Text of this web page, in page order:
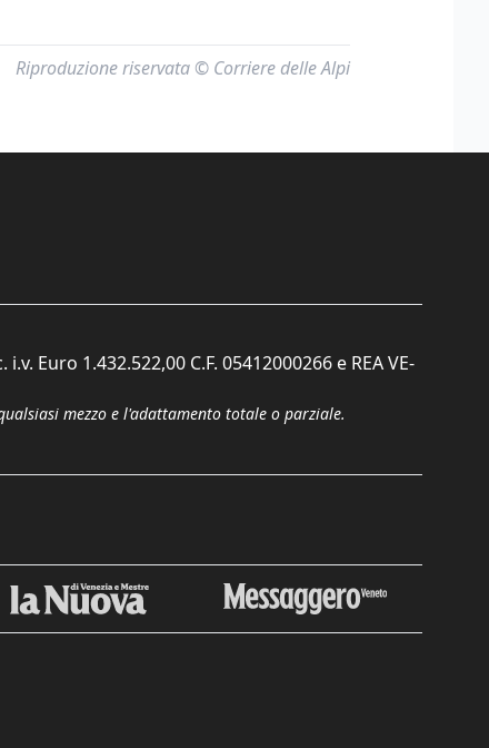
Riproduzione riservata © Corriere delle Alpi
Euro 1.432.522,00 C.F. 05412000266 e REA VE-
mezzo e l'adattamento totale o parziale.